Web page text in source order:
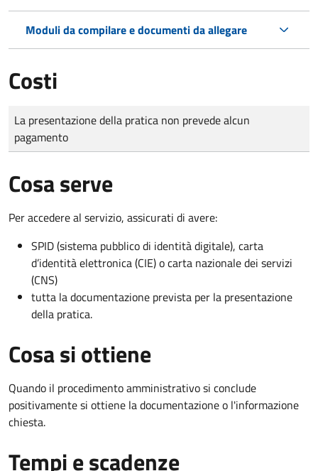
Moduli da compilare e documenti da allegare
Costi
Tipo di pagamento
Importo
La presentazione della pratica non prevede alcun
pagamento
Cosa serve
Per accedere al servizio, assicurati di avere:
SPID (sistema pubblico di identità digitale), carta
d’identità elettronica (CIE) o carta nazionale dei servizi
(CNS)
tutta la documentazione prevista per la presentazione
della pratica.
Cosa si ottiene
Quando il procedimento amministrativo si conclude
positivamente si ottiene la documentazione o l'informazione
chiesta.
Tempi e scadenze